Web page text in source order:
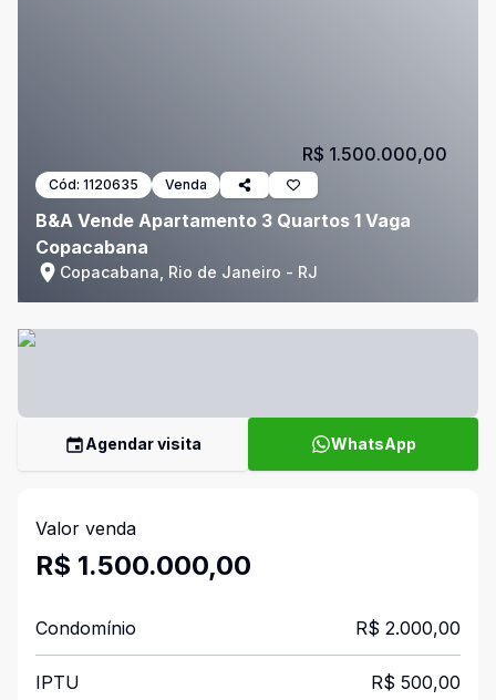
Cód: 1120635 Venda
B&A Vende Apartamento 3 Quartos 1 Vaga
Copacabana
Copacabana, Rio de Janeiro - RJ
R$ 1.500.000,00
Agendar visita WhatsApp
Valor venda
R$ 1.500.000,00
Condomínio R$ 2.000,00
IPTU R$ 500,00